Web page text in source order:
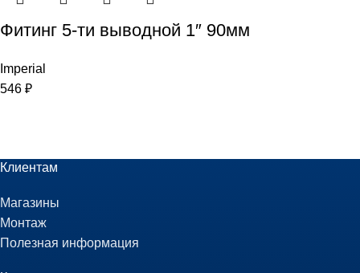
Фитинг 5-ти выводной 1″ 90мм
Imperial
546 ₽
Клиентам
Магазины
Монтаж
Полезная информация